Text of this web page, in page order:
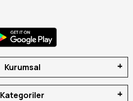
Kurumsal
Kategoriler